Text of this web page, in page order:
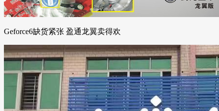
Geforce6缺货紧张 盈通龙翼卖得欢